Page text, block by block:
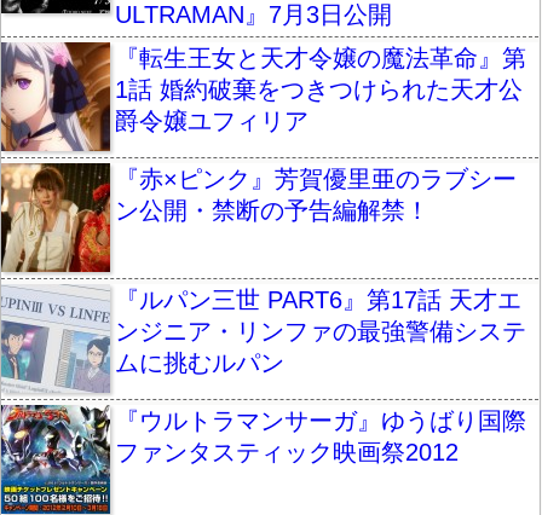
ULTRAMAN』7月3日公開
『転生王女と天才令嬢の魔法革命』第
1話 婚約破棄をつきつけられた天才公
爵令嬢ユフィリア
『赤×ピンク』芳賀優里亜のラブシー
ン公開・禁断の予告編解禁！
『ルパン三世 PART6』第17話 天才エ
ンジニア・リンファの最強警備システ
ムに挑むルパン
『ウルトラマンサーガ』ゆうばり国際
ファンタスティック映画祭2012